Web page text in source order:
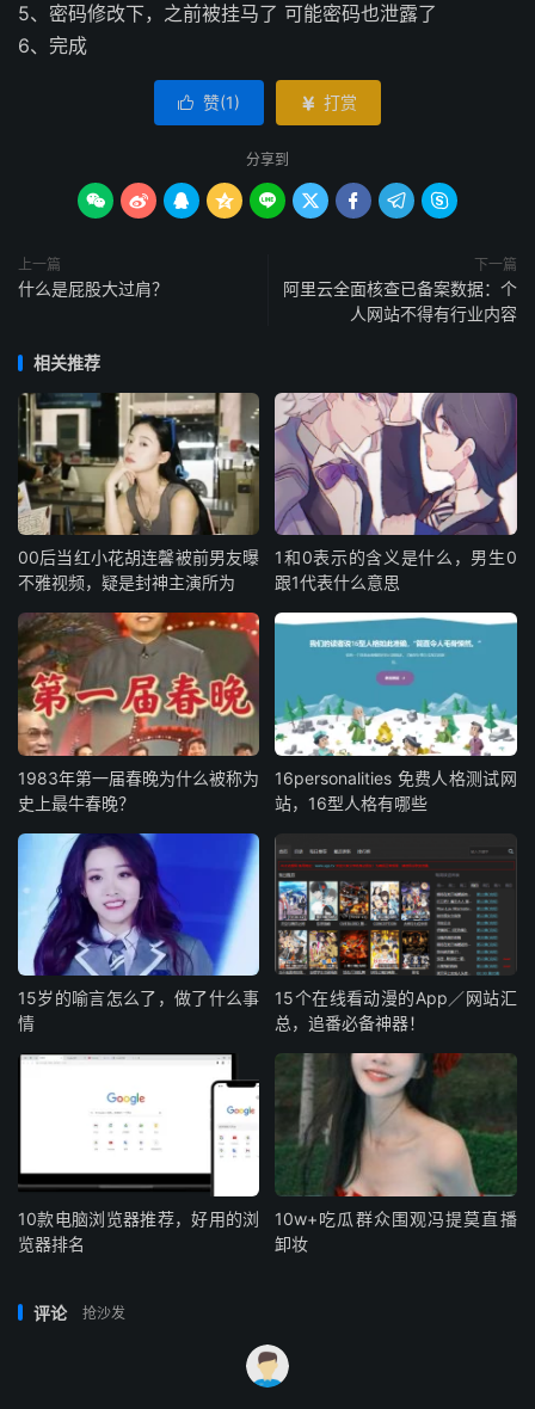
5、密码修改下，之前被挂马了 可能密码也泄露了
6、完成
 赞(1)  打赏
分享到
        
上一篇
什么是屁股大过肩？
下一篇
阿里云全面核查已备案数据：个
人网站不得有行业内容
相关推荐
00后当红小花胡连馨被前男友曝
不雅视频，疑是封神主演所为
1和0表示的含义是什么，男生0
跟1代表什么意思
1983年第一届春晚为什么被称为
史上最牛春晚？
16personalities 免费人格测试网
站，16型人格有哪些
15岁的喻言怎么了，做了什么事
情
15个在线看动漫的App／网站汇
总，追番必备神器！
10款电脑浏览器推荐，好用的浏
览器排名
10w+吃瓜群众围观冯提莫直播
卸妆
评论 抢沙发